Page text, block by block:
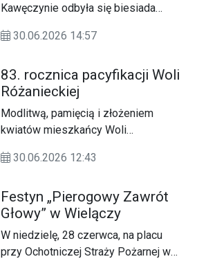
Kawęczynie odbyła się biesiada
Wydarzenie zostało zorganizowane
Wiejskich przy wsparciu Powiatu
Zamojskiego.
30.06.2026 14:57
83. rocznica pacyfikacji Woli
Różanieckiej
Modlitwą, pamięcią i złożeniem
kwiatów mieszkańcy Woli
tragicznych wydarzeń z czerwca
czerwca, lokalna społeczność,
przedstawiciele samorządu oraz
zaproszeni goście spotkali się, by
oddać hołd ofiarom niemieckiej
30.06.2026 12:43
Festyn „Pierogowy Zawrót
Głowy” w Wielączy
W niedzielę, 28 czerwca, na placu
przy Ochotniczej Straży Pożarnej w